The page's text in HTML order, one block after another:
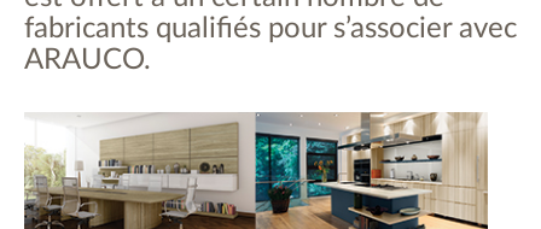
fabricants qualifiés pour s’associer avec
ARAUCO.